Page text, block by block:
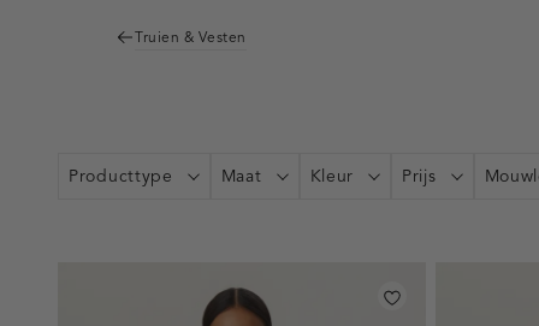
Truien & Vesten
Producttype Maat Kleur Prijs